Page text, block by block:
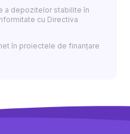
a depozitelor stabilite în
cu Directiva
în proiectele de finanțare